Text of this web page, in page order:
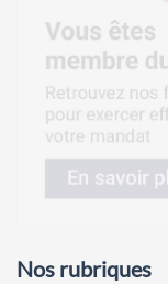
Nos rubriques